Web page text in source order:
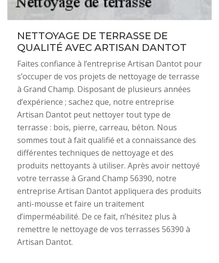
NETTOYAGE DE TERRASSE DE
QUALITÉ AVEC ARTISAN DANTOT
Faites confiance à l’entreprise Artisan Dantot pour
s’occuper de vos projets de nettoyage de terrasse
à Grand Champ. Disposant de plusieurs années
d’expérience ; sachez que, notre entreprise
Artisan Dantot peut nettoyer tout type de
terrasse : bois, pierre, carreau, béton. Nous
sommes tout à fait qualifié et a connaissance des
différentes techniques de nettoyage et des
produits nettoyants à utiliser. Après avoir nettoyé
votre terrasse à Grand Champ 56390, notre
entreprise Artisan Dantot appliquera des produits
anti-mousse et faire un traitement
d’imperméabilité. De ce fait, n’hésitez plus à
remettre le nettoyage de vos terrasses 56390 à
Artisan Dantot.